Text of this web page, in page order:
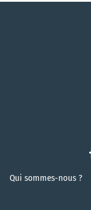
Qui sommes-nous ?